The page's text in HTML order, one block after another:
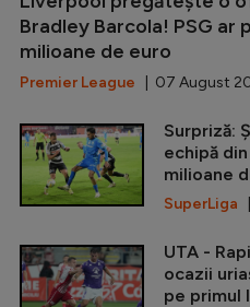
Bradley Barcola! PSG
milioane de euro
Premier League | 07 August
Surpriză:
echipă
milioane
SuperLiga
UTA -
ocazii
pe primul